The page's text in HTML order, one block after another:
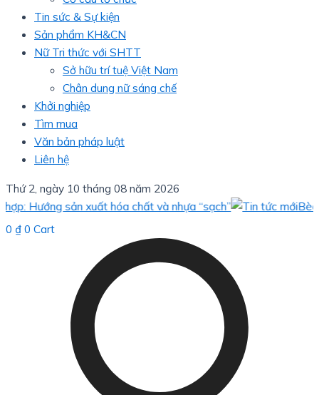
Tin sức & Sự kiện
Sản phẩm KH&CN
Nữ Tri thức với SHTT
Sở hữu trí tuệ Việt Nam
Chân dung nữ sáng chế
Khởi nghiệp
Tìm mua
Văn bản pháp luật
Liên hệ
Thứ 2, ngày 10 tháng 08 năm 2026
sản xuất hóa chất và nhựa “sạch”
Bèo hoa
0 ₫ 0 Cart